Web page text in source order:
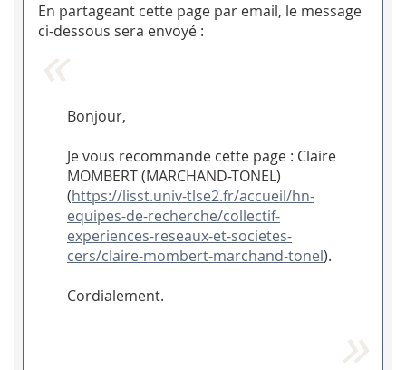
En partageant cette page par email, le message
ci-dessous sera envoyé :
Bonjour,
Je vous recommande cette page : Claire
MOMBERT (MARCHAND-TONEL)
(https://lisst.univ-tlse2.fr/accueil/hn-
equipes-de-recherche/collectif-
experiences-reseaux-et-societes-
cers/claire-mombert-marchand-tonel).
Cordialement.